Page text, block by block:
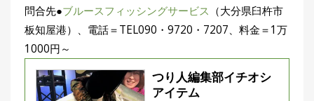
問合先●ブルースフィッシングサービス （大分県臼杵市
板知屋港）、電話＝TEL090・9720・7207、料金＝1万
1000円～
つり人編集部イチオシ
アイテム